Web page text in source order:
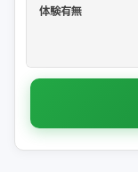
体験有無